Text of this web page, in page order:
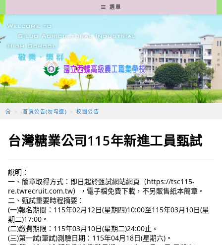
轉
至
要
容
選單
> -首頁公告(勿勾選) > 校園公告
台灣糖業公司115年新進工員甄試
說明：
一、簡章取得方式：即日起於甄試網站網頁（https://tsc115-
re.twrecruit.com.tw），電子檔免費下載，不另販售紙本簡章。
二、甄試重要時程摘要：
(一)報名期間：115年02月12日(星期四)10:00至115年03月10日(星
期二)17:00。
(二)繳費期限：115年03月10日(星期二)24:00止。
(三)第一試(筆試)測驗日期：115年04月18日(星期六)。